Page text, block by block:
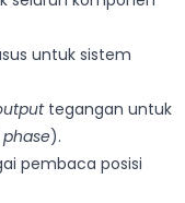
untuk sistem
tegangan untuk
phase).
pembaca posisi